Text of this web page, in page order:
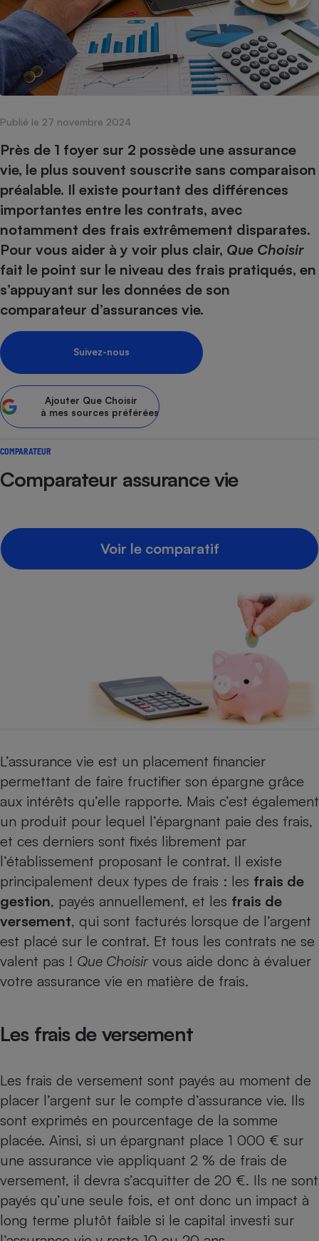
Publié le 27 novembre 2024
Près de 1 foyer sur 2 possède une assurance
vie, le plus souvent souscrite sans comparaison
préalable. Il existe pourtant des différences
importantes entre les contrats, avec
notamment des frais extrêmement disparates.
Pour vous aider à y voir plus clair, Que Choisir
fait le point sur le niveau des frais pratiqués, en
s’appuyant sur les données de son
comparateur d’assurances vie.
Suivez-nous
Ajouter Que Choisir
à mes sources préférées
COMPARATEUR
Comparateur assurance vie
Voir le comparatif
L’assurance vie est un placement financier
permettant de faire fructifier son épargne grâce
aux intérêts qu’elle rapporte. Mais c’est également
un produit pour lequel l’épargnant paie des frais,
et ces derniers sont fixés librement par
l’établissement proposant le contrat. Il existe
principalement deux types de frais : les frais de
gestion, payés annuellement, et les frais de
versement, qui sont facturés lorsque de l’argent
est placé sur le contrat. Et tous les contrats ne se
valent pas ! Que Choisir vous aide donc à évaluer
votre assurance vie en matière de frais.
Les frais de versement
Les frais de versement sont payés au moment de
placer l’argent sur le compte d’assurance vie. Ils
sont exprimés en pourcentage de la somme
placée. Ainsi, si un épargnant place 1 000 € sur
une assurance vie appliquant 2 % de frais de
versement, il devra s’acquitter de 20 €. Ils ne sont
payés qu’une seule fois, et ont donc un impact à
long terme plutôt faible si le capital investi sur
Sécurité - Hygiène
Supermarché - Drive
Assurance
Banque - Crédit
Epargne - Fiscalité
Mutuelle
Circulation routière
Contrôle technique -
Pièce détachée
Moto
Comparateur auto
Comparatif
Comparatif climatiseur
Comparatif aspirateur
Comparatif aspirateur
Comparatif cafetière
Comparatif robot cuiseur
Comparatif centrale
Gros électroménager
Petit électroménager -
Lave-linge
induction
Climatiseur -
Ventilateur
Cafetière à expressos
Robot ménager
Comparatif casque audio
Comparatif ordinateur
Comparatif ultrabook
Comparatif tablette
Image et son
Informatique
Internet
Téléphonie
Téléphone mobile -
Smartphone
Antivirus
Crédit immobilier
Comparatif tondeuse
Aménagement
Bricolage - Jardinage
Chauffage
Produit d'entretien
Sécurité domestique
Radiateur électrique
Ventilateur
Hygiène - Beauté
Maladie - Médecine -
Système de santé -
Maison de retraite
Retraite
Choisir son fioul
Choisir son pellet
Comparateur assurance emprunteur
Energie Moins Chère Ensemble
Tous les comparateurs
Toutes les cartes interactives
Speedtest - Testez le débit de votre
connexion Internet